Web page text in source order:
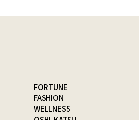
FORTUNE
FASHION
WELLNESS